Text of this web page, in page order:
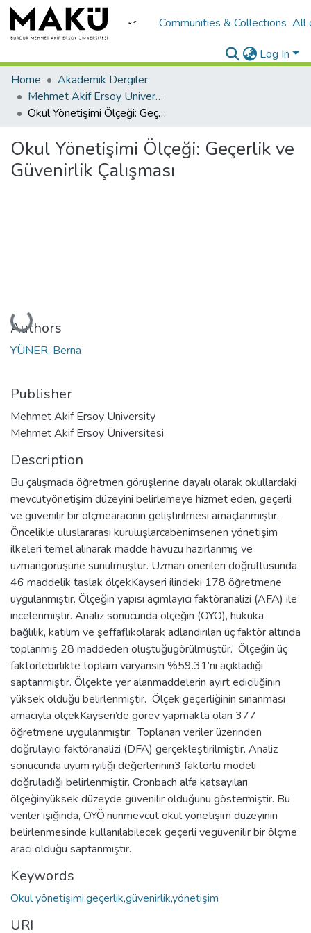
Communities & Collections All
Log In
Home
Akademik Dergiler
Mehmet Akif Ersoy University Journal of Education Faculty
Okul Yönetişimi Ölçeği: Geçerlik ve Güvenirlik Çalışması
Okul Yönetişimi Ölçeği: Geçerlik ve
Güvenirlik Çalışması
Loading...
Authors
YÜNER, Berna
Publisher
Mehmet Akif Ersoy University
Mehmet Akif Ersoy Üniversitesi
Description
Bu çalışmada öğretmen görüşlerine dayalı olarak okullardaki
mevcutyönetişim düzeyini belirlemeye hizmet eden, geçerli
ve güvenilir bir ölçmearacının geliştirilmesi amaçlanmıştır.
Öncelikle uluslararası kuruluşlarcabenimsenen yönetişim
ilkeleri temel alınarak madde havuzu hazırlanmış ve
uzmangörüşüne sunulmuştur. Uzman önerileri doğrultusunda
46 maddelik taslak ölçekKayseri ilindeki 178 öğretmene
uygulanmıştır. Ölçeğin yapısı açımlayıcı faktöranalizi (AFA) ile
incelenmiştir. Analiz sonucunda ölçeğin (OYÖ), hukuka
bağlılık, katılım ve şeffaflıkolarak adlandırılan üç faktör altında
toplanmış 28 maddeden oluştuğugörülmüştür. Ölçeğin üç
faktörlebirlikte toplam varyansın %59.31’ni açıkladığı
saptanmıştır. Ölçekte yer alanmaddelerin ayırt ediciliğinin
yüksek olduğu belirlenmiştir. Ölçek geçerliğinin sınanması
amacıyla ölçekKayseri’de görev yapmakta olan 377
öğretmene uygulanmıştır. Toplanan veriler üzerinden
doğrulayıcı faktöranalizi (DFA) gerçekleştirilmiştir. Analiz
sonucunda uyum iyiliği değerlerinin3 faktörlü modeli
doğruladığı belirlenmiştir. Cronbach alfa katsayıları
ölçeğinyüksek düzeyde güvenilir olduğunu göstermiştir. Bu
veriler ışığında, OYÖ’nünmevcut okul yönetişim düzeyinin
belirlenmesinde kullanılabilecek geçerli vegüvenilir bir ölçme
aracı olduğu saptanmıştır.
Keywords
Okul yönetişimi,geçerlik,güvenirlik,yönetişim
URI